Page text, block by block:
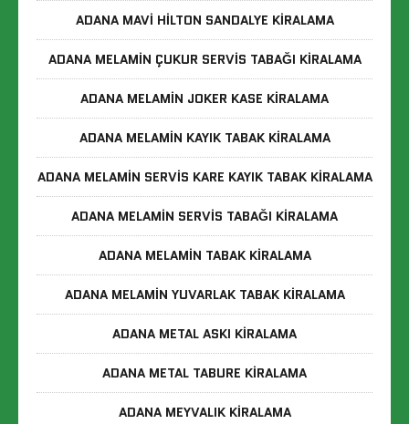
ADANA MAVI HILTON SANDALYE KIRALAMA
ADANA MELAMIN ÇUKUR SERVIS TABAĞI KIRALAMA
ADANA MELAMIN JOKER KASE KIRALAMA
ADANA MELAMIN KAYIK TABAK KIRALAMA
ADANA MELAMIN SERVIS KARE KAYIK TABAK KIRALAMA
ADANA MELAMIN SERVIS TABAĞI KIRALAMA
ADANA MELAMIN TABAK KIRALAMA
ADANA MELAMIN YUVARLAK TABAK KIRALAMA
ADANA METAL ASKI KIRALAMA
ADANA METAL TABURE KIRALAMA
ADANA MEYVALIK KIRALAMA